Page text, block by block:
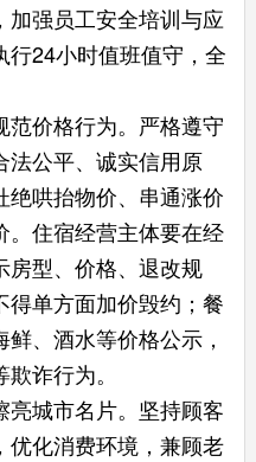
强员工安全培训与应
行24小时值班值守，全
价格行为。严格遵守
法公平、诚实信用原
绝哄抬物价、串通涨价
。住宿经营主体要在经
房型、价格、退改规
得单方面加价毁约；餐
、酒水等价格公示，
诈行为。
城市名片。坚持顾客
优化消费环境，兼顾老